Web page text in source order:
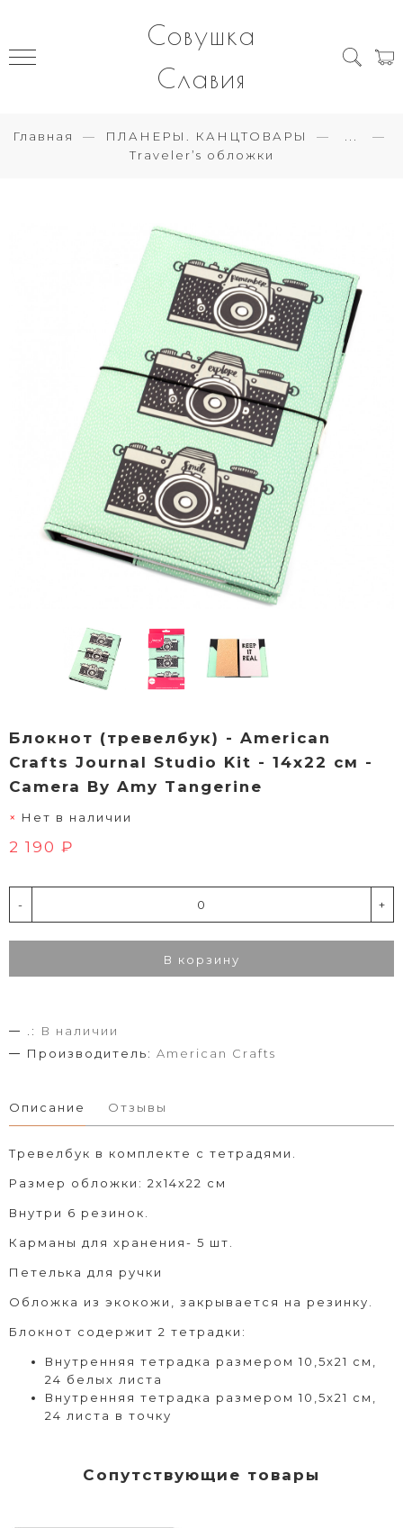
Совушка
Славия
Главная ПЛАНЕРЫ. КАНЦТОВАРЫ
Traveler’s обложки
Блокнот (тревелбук) - American
Crafts Journal Studio Kit - 14х22 см -
Camera By Amy Tangerine
Нет в наличии
2 190 ₽
- +
В корзину
.:
В наличии
Производитель: American Crafts
Описание Отзывы
Тревелбук в комплекте с тетрадями.
Размер обложки: 2х14х22 см
Внутри 6 резинок.
Карманы для хранения- 5 шт.
Петелька для ручки
Обложка из экокожи, закрывается на резинку.
Блокнот содержит 2 тетрадки:
Внутренняя тетрадка размером 10,5х21 см,
24 белых листа
Внутренняя тетрадка размером 10,5х21 см,
24 листа в точку
Сопутствующие товары